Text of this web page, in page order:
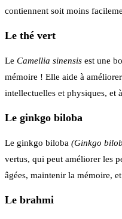
contiennent soit moins
Le thé vert
Le Camellia sinensis est une
mémoire ! Elle aide à
intellectuelles et physiques, et
Le ginkgo biloba
Le ginkgo biloba (Ginkgo
vertus, qui peut améliorer les
âgées, maintenir la mémoire,
Le brahmi